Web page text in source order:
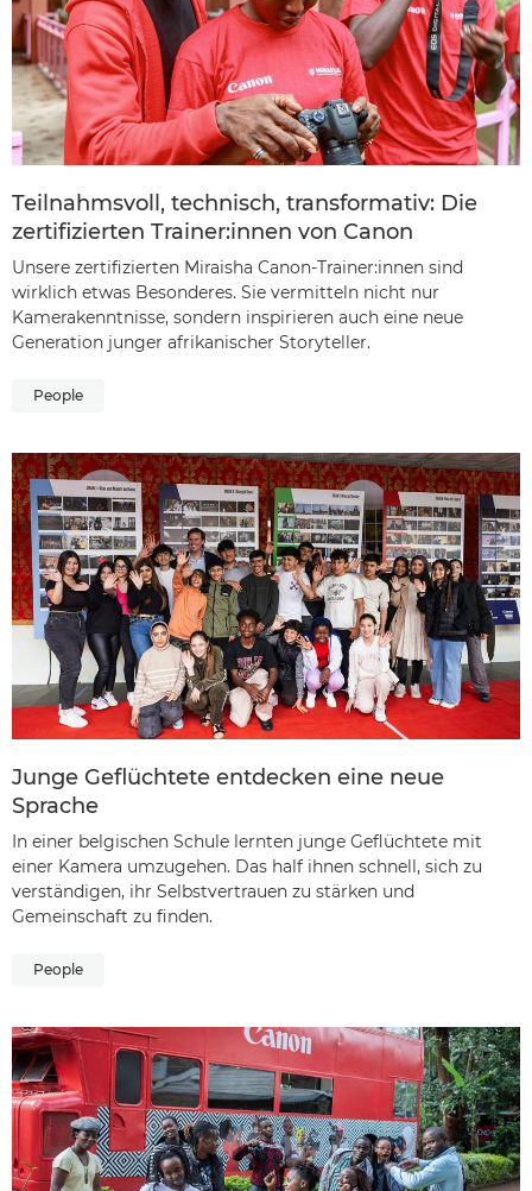
Teilnahmsvoll, technisch, transformativ: Die
zertifizierten Trainer:innen von Canon
Unsere zertifizierten Miraisha Canon-Trainer:innen sind
wirklich etwas Besonderes. Sie vermitteln nicht nur
Kamerakenntnisse, sondern inspirieren auch eine neue
Generation junger afrikanischer Storyteller.
People
Junge Geflüchtete entdecken eine neue
Sprache
In einer belgischen Schule lernten junge Geflüchtete mit
einer Kamera umzugehen. Das half ihnen schnell, sich zu
verständigen, ihr Selbstvertrauen zu stärken und
Gemeinschaft zu finden.
People